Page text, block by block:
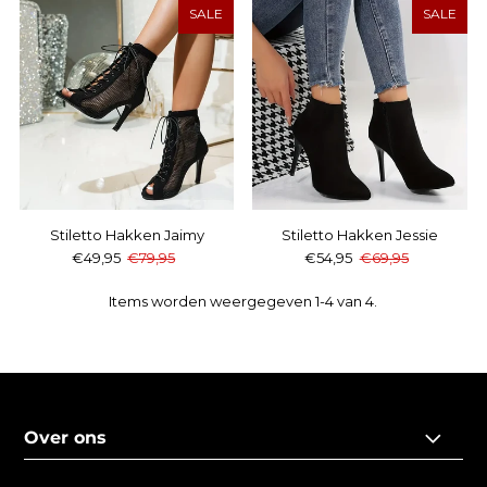
SALE
Stiletto Hakken Jaimy
€49,95 €79,95
SALE
Stiletto Hakken Jessie
€54,95 €69,95
Items worden weergegeven 1-4 van 4.
Over ons